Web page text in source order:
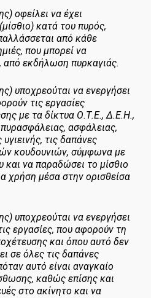
οφείλει να έχει
κατά του πυρός,
από κάθε
που μπορεί να
από εκδήλωση πυρκαγιάς.
υποχρεούται να ενεργήσει
τις εργασίες
με τα δίκτυα Ο.Τ.Ε., Δ.Ε.Η.,
ασφάλειας,
τις δαπάνες
κουδουνιών, σύμφωνα με
και να παραδώσει το μίσθιο
χρήση μέσα στην ορισθείσα
υποχρεούται να ενεργήσει
εργασίες, που αφορούν τη
και όπου αυτό δεν
σε όλες τις δαπάνες
αυτό είναι αναγκαίο
καθώς επίσης και
στο ακίνητο και να